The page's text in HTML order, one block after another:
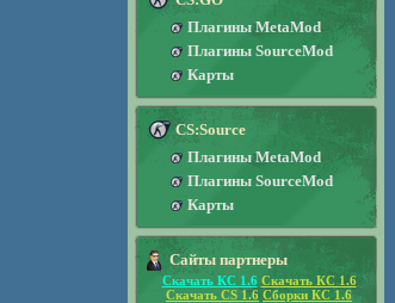
Плагины MetaMod
Плагины SourceMod
Карты
CS:Source
Плагины MetaMod
Плагины SourceMod
Карты
Сайты партнеры
Скачать КС 1.6 Скачать КС 1.6
Скачать CS 1.6 Сборки КС 1.6